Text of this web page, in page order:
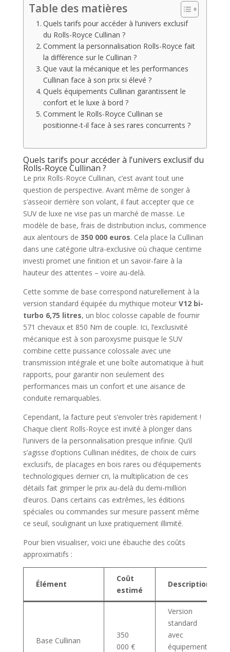
Table des matières
Quels tarifs pour accéder à l’univers exclusif
du Rolls-Royce Cullinan ?
Comment la personnalisation Rolls-Royce fait
la différence sur le Cullinan ?
Que vaut la mécanique et les performances
Cullinan face à son prix si élevé ?
Quels équipements Cullinan garantissent le
confort et le luxe à bord ?
Comment le Rolls-Royce Cullinan se
positionne-t-il face à ses rares concurrents ?
Quels tarifs pour accéder à l’univers exclusif du
Rolls-Royce Cullinan ?
Le prix Rolls-Royce Cullinan, c’est avant tout une
question de perspective. Avant même de songer à
s’asseoir derrière son volant, il faut accepter que ce
SUV de luxe ne vise pas un marché de masse. Le
modèle de base, frais de distribution inclus, commence
aux alentours de 350 000 euros. Cela place la Cullinan
dans une catégorie ultra-exclusive où chaque centime
investi promet une finition et un savoir-faire à la
hauteur des attentes – voire au-delà.
Cette somme de base correspond naturellement à la
version standard équipée du mythique moteur V12 bi-
turbo 6,75 litres, un bloc colosse capable de fournir
571 chevaux et 850 Nm de couple. Ici, l’exclusivité
mécanique est à son paroxysme puisque le SUV
combine cette puissance colossale avec une
transmission intégrale et une boîte automatique à huit
rapports, pour garantir non seulement des
performances mais un confort et une aisance de
conduite remarquables.
Cependant, la facture peut s’envoler très rapidement !
Chaque client Rolls-Royce est invité à plonger dans
l’univers de la personnalisation presque infinie. Qu’il
s’agisse d’options Cullinan inédites, de choix de cuirs
exclusifs, de placages en bois rares ou d’équipements
technologiques dernier cri, la multiplication de ces
détails fait grimper le prix au-delà du demi-million
d’euros. Dans certains cas extrêmes, les éditions
spéciales ou commandes sur mesure passent même
ce seuil, soulignant un luxe pratiquement illimité.
Pour bien visualiser, voici une ébauche des coûts
approximatifs :
Élément
Coût
estimé
Description
Base Cullinan
350
000 €
Version
standard
avec
équipement